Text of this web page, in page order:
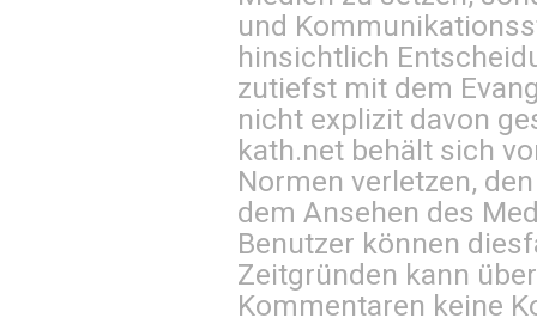
und
hinsichtlich
zutiefst mit dem
nicht explizit davon
kath.net behält sich
Normen verletzen,
dem Ansehen des
Benutzer können
Zeitgründen kann
Kommentaren keine